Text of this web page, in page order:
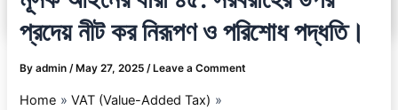
প্রদেয় নীট কর নিরূপণ ও পরিশোধ পদ্ধতি।
Byadmin/ May 27, 2025/ Leave a Comment
Home
VAT (Value-Added Tax)